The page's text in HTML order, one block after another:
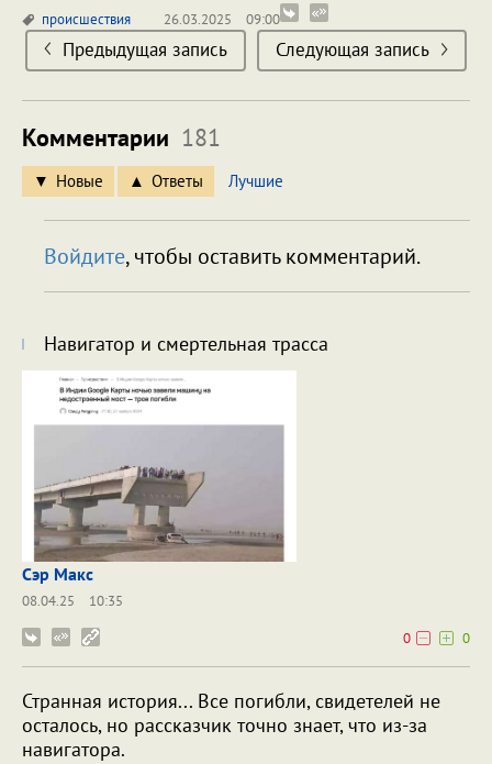
происшествия 26.03.2025 09:00
Предыдущая запись Следующая запись
Комментарии 181
Новые Ответы Лучшие
Войдите, чтобы оставить комментарий.
Навигатор и смертельная трасса
Сэр Макс
08.04.25
10:35
0
0
Странная история... Все погибли, свидетелей не
осталось, но рассказчик точно знает, что из-за
навигатора.